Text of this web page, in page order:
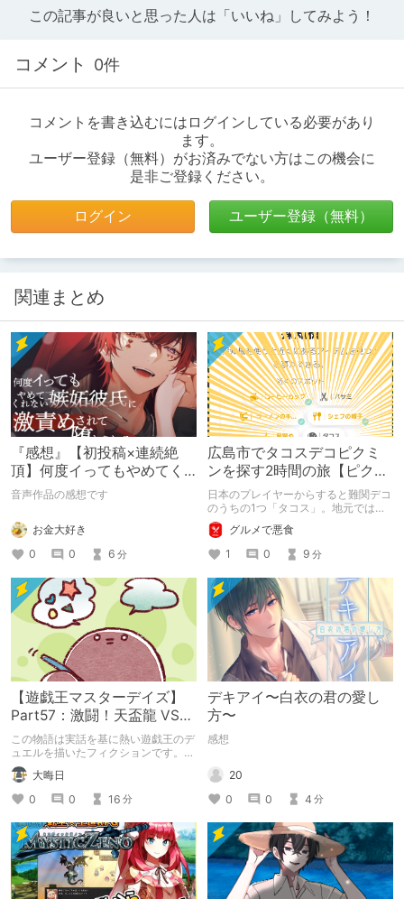
この記事が良いと思った人は「いいね」してみよう！
コメント 0件
コメントを書き込むにはログインしている必要があり
ます。
ユーザー登録（無料）がお済みでない方はこの機会に
是非ご登録ください。
ログイン ユーザー登録（無料）
関連まとめ
『感想』【初投稿×連続絶
頂】何度イってもやめてく
れない嫉妬彼氏に激責めさ
音声作品の感想です
お金大好き
0
0 6 分
広島市でタコスデコピクミ
ンを探す2時間の旅【ピクミ
ンブルーム / Pikmin
Bloom】
日本のプレイヤーからすると難関デコ
のうちの1つ「タコス」。地元では見
つけられなかった男が広島で探す旅を
お送りします。ねくすと5月のテーマ
「お出かけの記録」。
グルメで悪食
1
0 9 分
【遊戯王マスターデイズ】
Part57：激闘！天盃龍 VS
千年D【架空デュエル】
この物語は実話を基に熱い遊戯王のデ
ュエルを描いたフィクションです。
（自分用メモ：2025-05-14）
大晦日
0
0 16 分
デキアイ〜白衣の君の愛し
方〜
感想
20
0
0 4 分